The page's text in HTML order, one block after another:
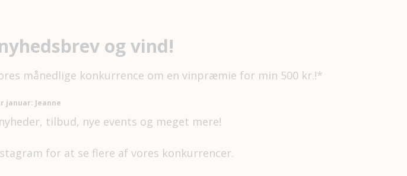
og vind!
månedlige konkurrence om en vinpræmie for min 500 kr.!*
januar: Jeanne
tilbud, nye events og meget mere!
for at se flere af vores konkurrencer.